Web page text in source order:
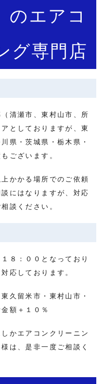
のエアコ
グ専門店
清瀬市、東村山市、所
としておりますが、東
県・茨城県・栃木県・
ございます。
かかる場所でのご依頼
にはなりますが、対応
談ください。
８：００となっており
応しております。
久留米市・東村山市・
額＋１０％
かエアコンクリーニン
は、是非一度ご相談く